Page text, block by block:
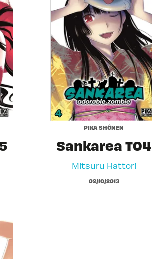
PIKA SHÔNEN
Sankarea T04
Mitsuru Hattori
02/10/2013